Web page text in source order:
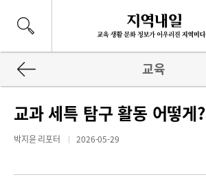
교육
교과 세특 탐구 활동 어떻게?
박지윤 리포터 2026-05-29